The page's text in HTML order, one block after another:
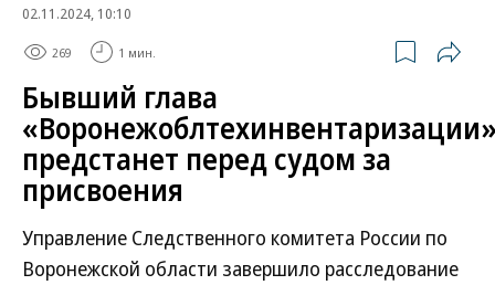
02.11.2024, 10:10
269 1 мин.
Бывший глава
предстанет перед судом за
присвоения
Управление Следственного комитета России по
Воронежской области завершило расследование